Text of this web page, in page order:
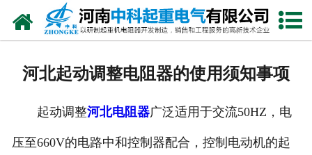
网站首页
河北起动调整电阻器的使用须知事项
起动调整河北电阻器广泛适用于交流50HZ，电
压至660V的电路中和控制器配合，控制电动机的起